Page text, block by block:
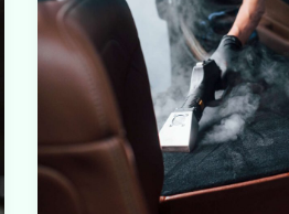
du
aus
deinem
Auto
Werbefläche
machst